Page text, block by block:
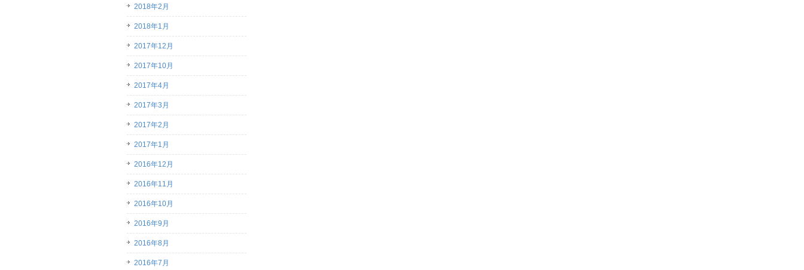
2018年2月
2018年1月
2017年12月
2017年10月
2017年4月
2017年3月
2017年2月
2017年1月
2016年12月
2016年11月
2016年10月
2016年9月
2016年8月
2016年7月